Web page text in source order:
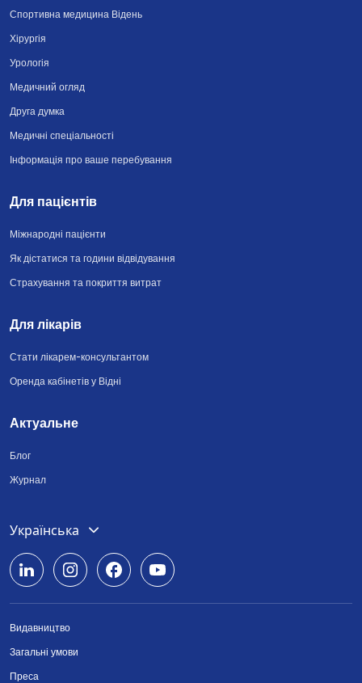
Спортивна медицина Відень
Хірургія
Урологія
Медичний огляд
Друга думка
Медичні спеціальності
Інформація про ваше перебування
Для пацієнтів
Міжнародні пацієнти
Як дістатися та години відвідування
Страхування та покриття витрат
Для лікарів
Стати лікарем-консультантом
Оренда кабінетів у Відні
Актуальне
Блог
Журнал
Українська
Deutsch
English
Srpski
Видавництво
Загальні умови
Преса